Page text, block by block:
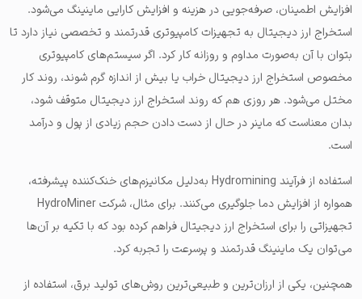
افزایش اطمینان، صرفه‌جویی در هزینه و افزایش کارایی ماینینگ می‌شود.
استخراج ارز دیجیتال به تجهیزات کامپیوتری قدرتمند و تخصصی نیاز دارد تا
بتوان با آن به‌صورت مداوم و روزانه کار کرد. اگر سیستم‌های کامپیوتری
مخصوص استخراج ارز دیجیتال خراب یا بیش‌ از اندازه گرم شوند، روند کار
مختل می‌شود. هر روزی هم که روند استخراج ارز دیجیتال متوقف شود،
بدان معناست که ماینر در حال از دست دادن حجم زیادی از پول و درآمد
است.
استفاده از فرآیند Hydromining به‌دلیل مکانیزم‌های خنک‌‌کننده پیشرفته،
همواره از افزایش دما جلوگیری می‌کنند. برای مثال، شرکت HydroMiner
تجهیزاتی را برای استخراج ارز دیجیتال فراهم کرده بود که با تکیه بر آن‌ها
می‌توان یک ماینینگ قدرتمند و پرسرعت را تجربه کرد.
همچنین، یکی از ارزان‌ترین و طبیعی‌ترین روش‌های تولید برق، استفاده از